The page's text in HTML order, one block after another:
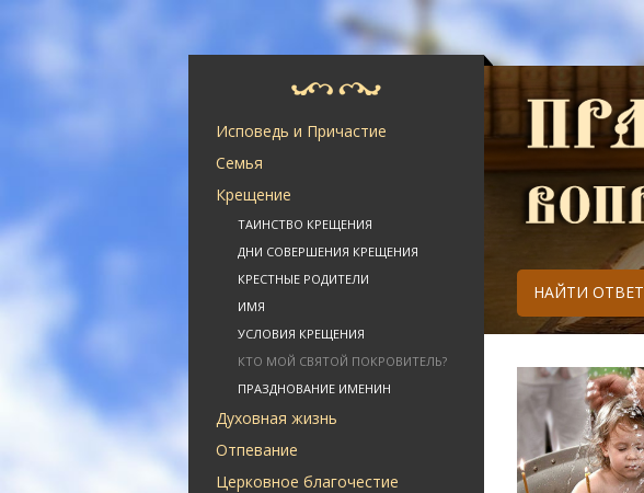
Исповедь и Причастие
Семья
Крещение
ТАИНСТВО КРЕЩЕНИЯ
ДНИ СОВЕРШЕНИЯ КРЕЩЕНИЯ
КРЕСТНЫЕ РОДИТЕЛИ
ИМЯ
УСЛОВИЯ КРЕЩЕНИЯ
КТО МОЙ СВЯТОЙ ПОКРОВИТЕЛЬ?
ПРАЗДНОВАНИЕ ИМЕНИН
Духовная жизнь
Отпевание
Церковное благочестие
НАЙТИ ОТВЕТ